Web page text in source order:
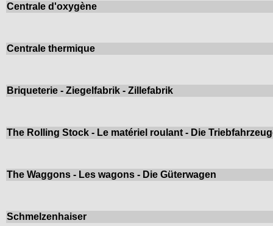
Centrale d'oxygène
Centrale thermique
Briqueterie - Ziegelfabrik - Zillefabrik
The Rolling Stock - Le matériel roulant - Die
The Waggons - Les wagons - Die Güterwagen
Schmelzenhaiser